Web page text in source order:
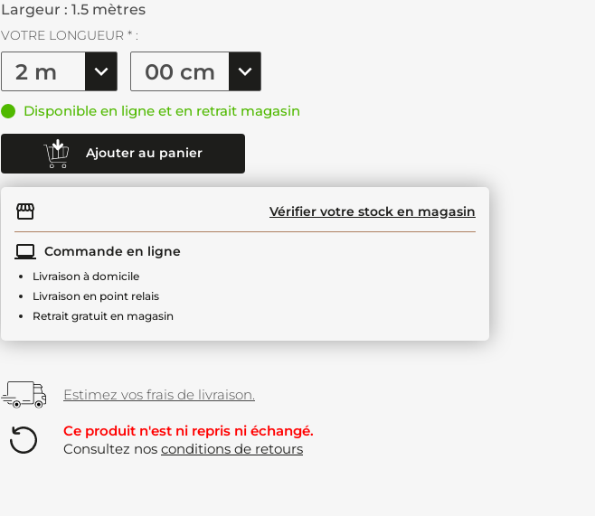
Largeur : 1.5 mètres
VOTRE LONGUEUR * :
Disponible en ligne et en retrait magasin
Ajouter au panier
Vérifier votre stock en magasin
Commande en ligne
Livraison à domicile
Livraison en point relais
Retrait gratuit en magasin
Estimez vos frais de livraison.
Ce produit n'est ni repris ni échangé.
Consultez nos conditions de retours